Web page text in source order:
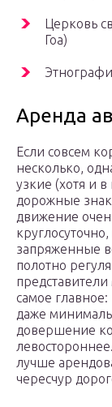
Церковь
Гоа)
Аренда
Если совсем
несколько,
узкие (хотя и
дорожные
движение
запряженные
полотно
самое
даже
довершение
лучше
чересчур